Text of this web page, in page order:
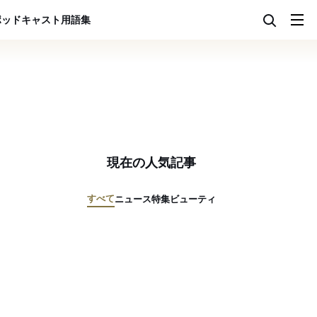
ドキャスト用語集
現在の人気記事
すべてニュース特集ビューティ